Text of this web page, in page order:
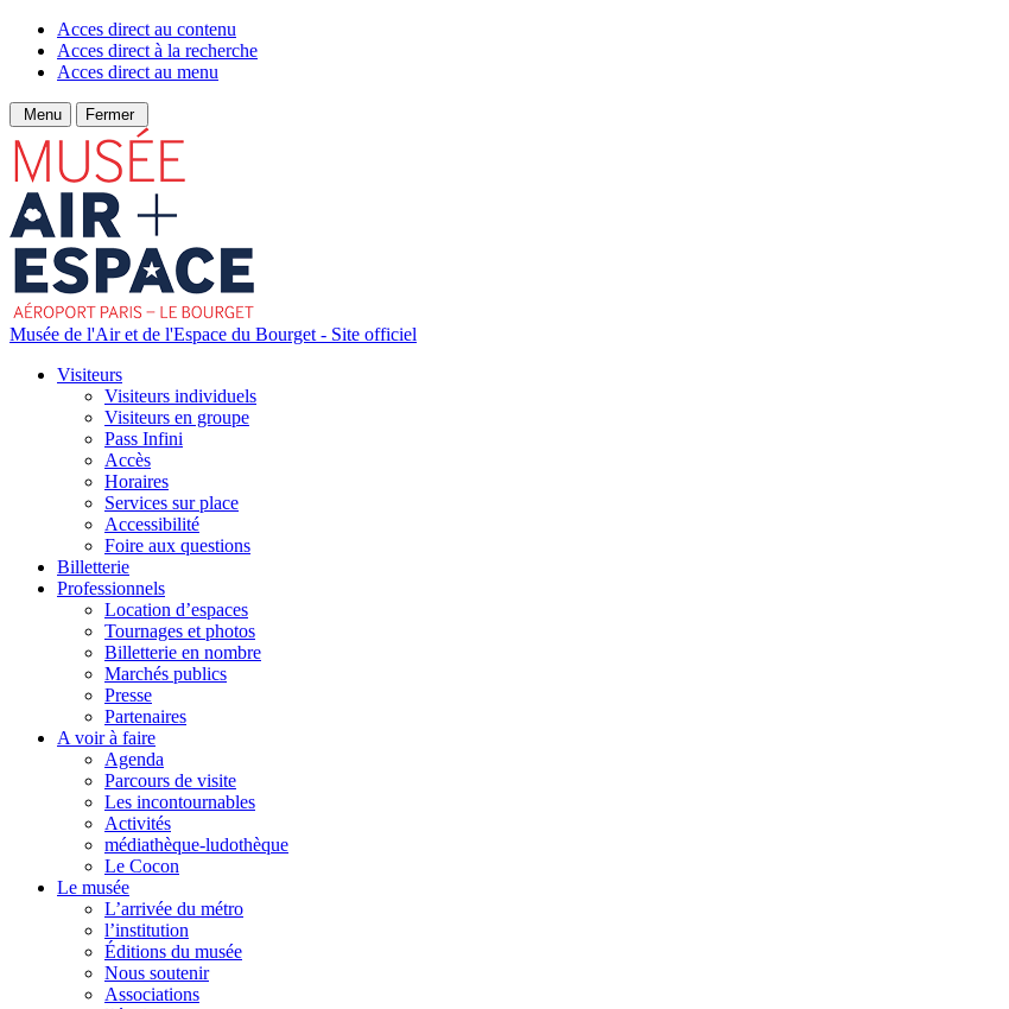
Acces direct au contenu
Acces direct à la recherche
Acces direct au menu
Menu Fermer
Musée de l'Air et de l'Espace du Bourget - Site officiel
Visiteurs
Visiteurs individuels
Visiteurs en groupe
Pass Infini
Accès
Horaires
Services sur place
Accessibilité
Foire aux questions
Billetterie
Professionnels
Location d’espaces
Tournages et photos
Billetterie en nombre
Marchés publics
Presse
Partenaires
A voir à faire
Agenda
Parcours de visite
Les incontournables
Activités
médiathèque-ludothèque
Le Cocon
Le musée
L’arrivée du métro
l’institution
Éditions du musée
Nous soutenir
Associations